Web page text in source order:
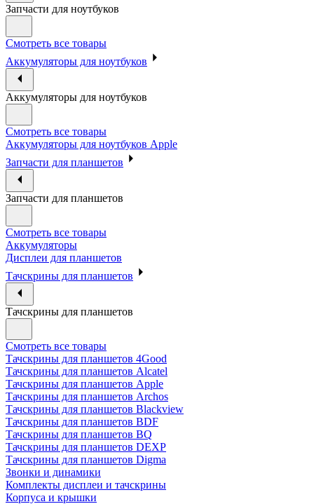
Запчасти для ноутбуков
Смотреть все товары
Аккумуляторы для ноутбуков
Аккумуляторы для ноутбуков
Смотреть все товары
Аккумуляторы для ноутбуков Apple
Запчасти для планшетов
Запчасти для планшетов
Смотреть все товары
Аккумуляторы
Дисплеи для планшетов
Тачскрины для планшетов
Тачскрины для планшетов
Смотреть все товары
Тачскрины для планшетов 4Good
Тачскрины для планшетов Alcatel
Тачскрины для планшетов Apple
Тачскрины для планшетов Archos
Тачскрины для планшетов Blackview
Тачскрины для планшетов BDF
Тачскрины для планшетов BQ
Тачскрины для планшетов DEXP
Тачскрины для планшетов Digma
Звонки и динамики
Комплекты дисплеи и тачскрины
Корпуса и крышки